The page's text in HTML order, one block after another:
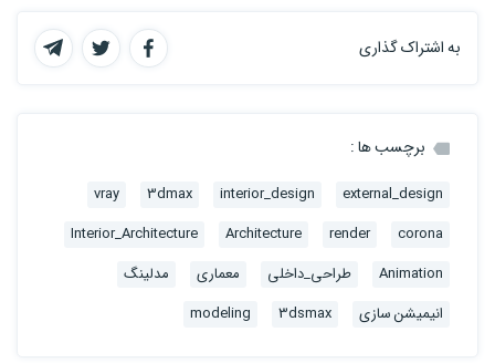
به اشتراک گذاری
برچسب ها :
external_design
interior_design
3dmax
vray
corona
render
Architecture
Interior_Architecture
Animation
طراحی_داخلی معماری
مدلینگ
انیمیشن سازی
3dsmax
modeling